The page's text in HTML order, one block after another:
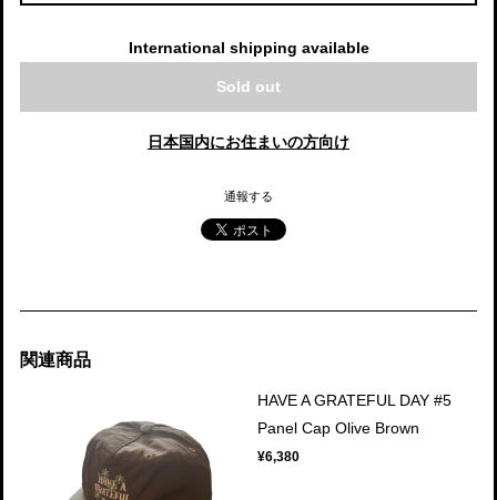
International shipping available
Sold out
日本国内にお住まいの方向け
通報する
関連商品
HAVE A GRATEFUL DAY #5
Panel Cap Olive Brown
¥6,380